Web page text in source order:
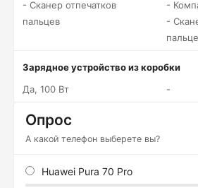
- Сканер отпечатков
пальцев
-
-
Зарядное устройство из коробки
Да, 100 Вт
-
Опрос
А какой телефон выберете вы?
Huawei Pura 70 Pro